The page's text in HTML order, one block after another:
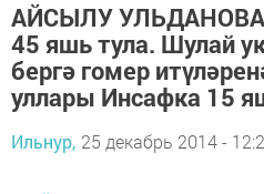
АЙСЫЛУ
45 яшь тула. Шулай
бергә гомер
уллары Инсафка 15
Ильнур, 25 декабрь 2014 -